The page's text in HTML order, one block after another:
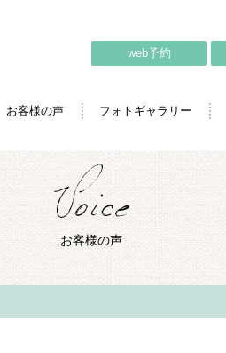
お客様の声 フォトギャラリー
web予約
お客様の声